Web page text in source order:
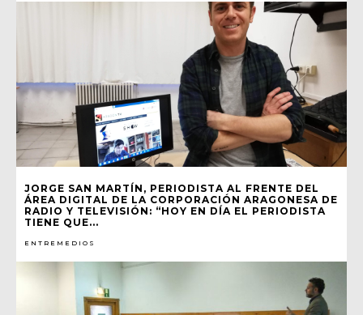
JORGE SAN MARTÍN, PERIODISTA AL FRENTE DEL
ÁREA DIGITAL DE LA CORPORACIÓN ARAGONESA DE
RADIO Y TELEVISIÓN: “HOY EN DÍA EL PERIODISTA
TIENE QUE...
ENTREMEDIOS